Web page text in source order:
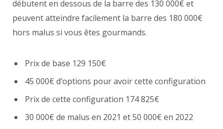
débutent en dessous de la barre des 130 000€ et
peuvent atteindre facilement la barre des 180 000€
hors malus si vous êtes gourmands.
Prix de base 129 150€
45 000€ d’options pour avoir cette configuration
Prix de cette configuration 174 825€
30 000€ de malus en 2021 et 50 000€ en 2022